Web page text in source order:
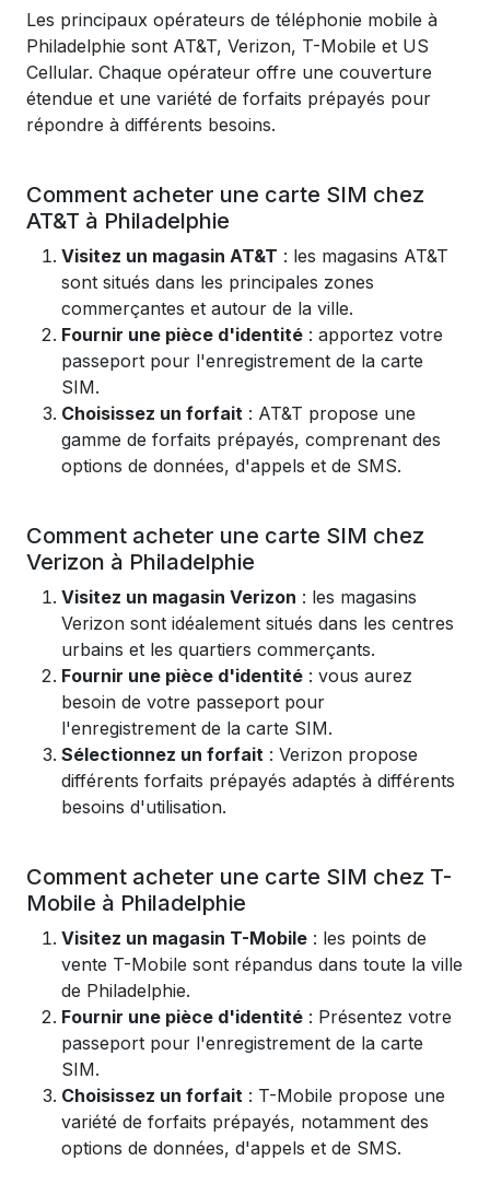
Les principaux opérateurs de téléphonie mobile à
Philadelphie sont AT&T, Verizon, T-Mobile et US
Cellular. Chaque opérateur offre une couverture
étendue et une variété de forfaits prépayés pour
répondre à différents besoins.
Comment acheter une carte SIM chez
AT&T à Philadelphie
Visitez un magasin AT&T : les magasins AT&T
sont situés dans les principales zones
commerçantes et autour de la ville.
Fournir une pièce d'identité : apportez votre
passeport pour l'enregistrement de la carte
SIM.
Choisissez un forfait : AT&T propose une
gamme de forfaits prépayés, comprenant des
options de données, d'appels et de SMS.
Comment acheter une carte SIM chez
Verizon à Philadelphie
Visitez un magasin Verizon : les magasins
Verizon sont idéalement situés dans les centres
urbains et les quartiers commerçants.
Fournir une pièce d'identité : vous aurez
besoin de votre passeport pour
l'enregistrement de la carte SIM.
Sélectionnez un forfait : Verizon propose
différents forfaits prépayés adaptés à différents
besoins d'utilisation.
Comment acheter une carte SIM chez T-
Mobile à Philadelphie
Visitez un magasin T-Mobile : les points de
vente T-Mobile sont répandus dans toute la ville
de Philadelphie.
Fournir une pièce d'identité : Présentez votre
passeport pour l'enregistrement de la carte
SIM.
Choisissez un forfait : T-Mobile propose une
variété de forfaits prépayés, notamment des
options de données, d'appels et de SMS.